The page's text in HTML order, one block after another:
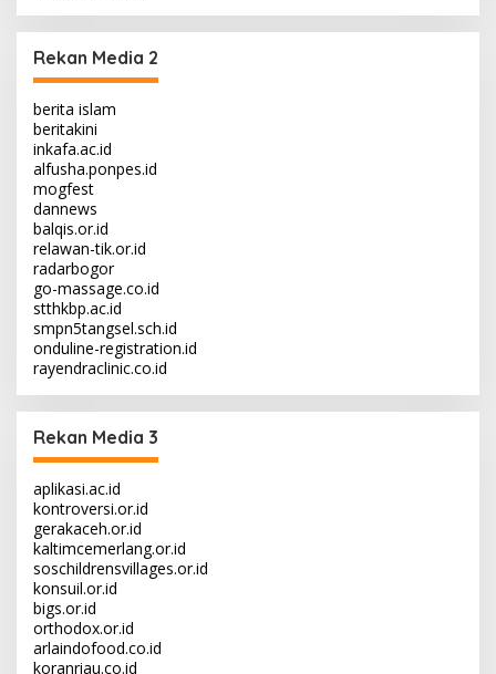
Rekan Media 2
berita islam
beritakini
inkafa.ac.id
alfusha.ponpes.id
mogfest
dannews
balqis.or.id
relawan-tik.or.id
radarbogor
go-massage.co.id
stthkbp.ac.id
smpn5tangsel.sch.id
onduline-registration.id
rayendraclinic.co.id
Rekan Media 3
aplikasi.ac.id
kontroversi.or.id
gerakaceh.or.id
kaltimcemerlang.or.id
soschildrensvillages.or.id
konsuil.or.id
bigs.or.id
orthodox.or.id
arlaindofood.co.id
koranriau.co.id